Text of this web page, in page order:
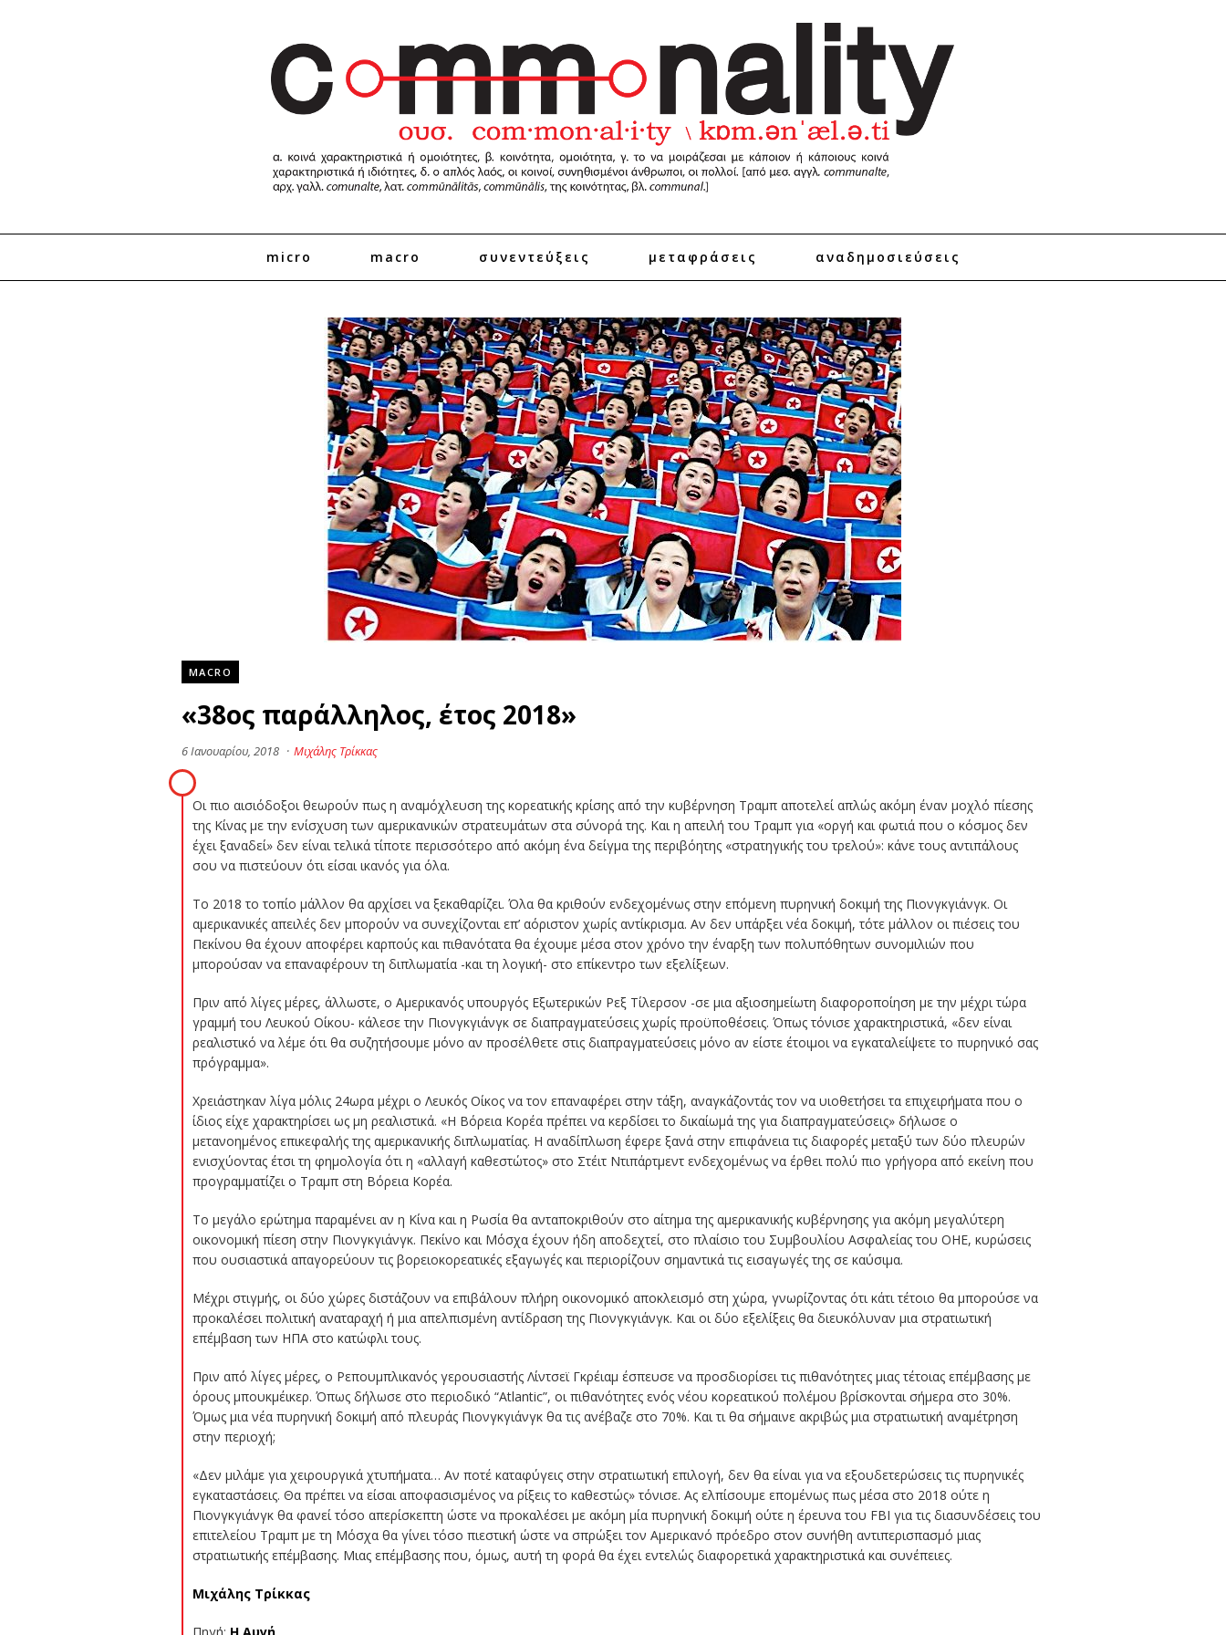
micro macro συνεντεύξεις μεταφράσεις αναδημοσιεύσεις
MACRO
«38ος παράλληλος, έτος 2018»
6 Ιανουαρίου, 2018 · Μιχάλης Τρίκκας
Οι πιο αισιόδοξοι θεωρούν πως η αναμόχλευση της κορεατικής κρίσης από την κυβέρνηση Τραμπ αποτελεί απλώς ακόμη έναν μοχλό πίεσης
της Κίνας με την ενίσχυση των αμερικανικών στρατευμάτων στα σύνορά της. Και η απειλή του Τραμπ για «οργή και φωτιά που ο κόσμος δεν
έχει ξαναδεί» δεν είναι τελικά τίποτε περισσότερο από ακόμη ένα δείγμα της περιβόητης «στρατηγικής του τρελού»: κάνε τους αντιπάλους
σου να πιστεύουν ότι είσαι ικανός για όλα.
Το 2018 το τοπίο μάλλον θα αρχίσει να ξεκαθαρίζει. Όλα θα κριθούν ενδεχομένως στην επόμενη πυρηνική δοκιμή της Πιονγκγιάνγκ. Οι
αμερικανικές απειλές δεν μπορούν να συνεχίζονται επ’ αόριστον χωρίς αντίκρισμα. Αν δεν υπάρξει νέα δοκιμή, τότε μάλλον οι πιέσεις του
Πεκίνου θα έχουν αποφέρει καρπούς και πιθανότατα θα έχουμε μέσα στον χρόνο την έναρξη των πολυπόθητων συνομιλιών που
μπορούσαν να επαναφέρουν τη διπλωματία -και τη λογική- στο επίκεντρο των εξελίξεων.
Πριν από λίγες μέρες, άλλωστε, ο Αμερικανός υπουργός Εξωτερικών Ρεξ Τίλερσον -σε μια αξιοσημείωτη διαφοροποίηση με την μέχρι τώρα
γραμμή του Λευκού Οίκου- κάλεσε την Πιονγκγιάνγκ σε διαπραγματεύσεις χωρίς προϋποθέσεις. Όπως τόνισε χαρακτηριστικά, «δεν είναι
ρεαλιστικό να λέμε ότι θα συζητήσουμε μόνο αν προσέλθετε στις διαπραγματεύσεις μόνο αν είστε έτοιμοι να εγκαταλείψετε το πυρηνικό σας
πρόγραμμα».
Χρειάστηκαν λίγα μόλις 24ωρα μέχρι ο Λευκός Οίκος να τον επαναφέρει στην τάξη, αναγκάζοντάς τον να υιοθετήσει τα επιχειρήματα που ο
ίδιος είχε χαρακτηρίσει ως μη ρεαλιστικά. «Η Βόρεια Κορέα πρέπει να κερδίσει το δικαίωμά της για διαπραγματεύσεις» δήλωσε ο
μετανοημένος επικεφαλής της αμερικανικής διπλωματίας. Η αναδίπλωση έφερε ξανά στην επιφάνεια τις διαφορές μεταξύ των δύο πλευρών
ενισχύοντας έτσι τη φημολογία ότι η «αλλαγή καθεστώτος» στο Στέιτ Ντιπάρτμεντ ενδεχομένως να έρθει πολύ πιο γρήγορα από εκείνη που
προγραμματίζει ο Τραμπ στη Βόρεια Κορέα.
Το μεγάλο ερώτημα παραμένει αν η Κίνα και η Ρωσία θα ανταποκριθούν στο αίτημα της αμερικανικής κυβέρνησης για ακόμη μεγαλύτερη
οικονομική πίεση στην Πιονγκγιάνγκ. Πεκίνο και Μόσχα έχουν ήδη αποδεχτεί, στο πλαίσιο του Συμβουλίου Ασφαλείας του ΟΗΕ, κυρώσεις
που ουσιαστικά απαγορεύουν τις βορειοκορεατικές εξαγωγές και περιορίζουν σημαντικά τις εισαγωγές της σε καύσιμα.
Μέχρι στιγμής, οι δύο χώρες διστάζουν να επιβάλουν πλήρη οικονομικό αποκλεισμό στη χώρα, γνωρίζοντας ότι κάτι τέτοιο θα μπορούσε να
προκαλέσει πολιτική αναταραχή ή μια απελπισμένη αντίδραση της Πιονγκγιάνγκ. Και οι δύο εξελίξεις θα διευκόλυναν μια στρατιωτική
επέμβαση των ΗΠΑ στο κατώφλι τους.
Πριν από λίγες μέρες, ο Ρεπουμπλικανός γερουσιαστής Λίντσεϊ Γκρέιαμ έσπευσε να προσδιορίσει τις πιθανότητες μιας τέτοιας επέμβασης με
όρους μπουκμέικερ. Όπως δήλωσε στο περιοδικό “Atlantic”, οι πιθανότητες ενός νέου κορεατικού πολέμου βρίσκονται σήμερα στο 30%.
Όμως μια νέα πυρηνική δοκιμή από πλευράς Πιονγκγιάνγκ θα τις ανέβαζε στο 70%. Και τι θα σήμαινε ακριβώς μια στρατιωτική αναμέτρηση
στην περιοχή;
«Δεν μιλάμε για χειρουργικά χτυπήματα… Αν ποτέ καταφύγεις στην στρατιωτική επιλογή, δεν θα είναι για να εξουδετερώσεις τις πυρηνικές
εγκαταστάσεις. Θα πρέπει να είσαι αποφασισμένος να ρίξεις το καθεστώς» τόνισε. Ας ελπίσουμε επομένως πως μέσα στο 2018 ούτε η
Πιονγκγιάνγκ θα φανεί τόσο απερίσκεπτη ώστε να προκαλέσει με ακόμη μία πυρηνική δοκιμή ούτε η έρευνα του FBI για τις διασυνδέσεις του
επιτελείου Τραμπ με τη Μόσχα θα γίνει τόσο πιεστική ώστε να σπρώξει τον Αμερικανό πρόεδρο στον συνήθη αντιπερισπασμό μιας
στρατιωτικής επέμβασης. Μιας επέμβασης που, όμως, αυτή τη φορά θα έχει εντελώς διαφορετικά χαρακτηριστικά και συνέπειες.
Μιχάλης Τρίκκας